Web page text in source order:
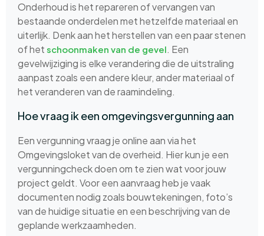
Onderhoud is het repareren of vervangen van
bestaande onderdelen met hetzelfde materiaal en
uiterlijk. Denk aan het herstellen van een paar stenen
of het schoonmaken van de gevel. Een
gevelwijziging is elke verandering die de uitstraling
aanpast zoals een andere kleur, ander materiaal of
het veranderen van de raamindeling.
Hoe vraag ik een omgevingsvergunning aan
Een vergunning vraag je online aan via het
Omgevingsloket van de overheid. Hier kun je een
vergunningcheck doen om te zien wat voor jouw
project geldt. Voor een aanvraag heb je vaak
documenten nodig zoals bouwtekeningen, foto’s
van de huidige situatie en een beschrijving van de
geplande werkzaamheden.